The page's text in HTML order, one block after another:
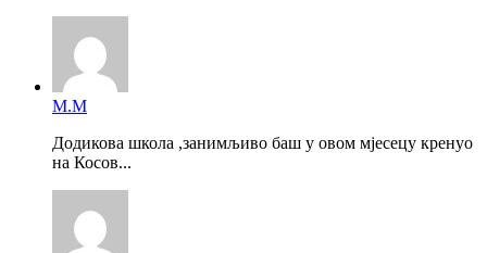
М.М
Додикова школа ,занимљиво баш у овом мјесецу кренуо
на Косов...